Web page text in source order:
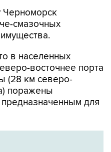
Черноморск
смазочных
в населенных
восточнее порта
(28 км северо-
поражены
для